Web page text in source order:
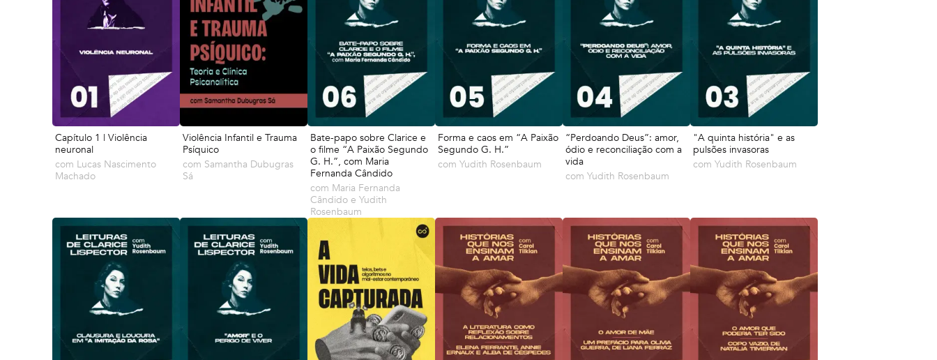
Capítulo 1 | Violência
neuronal
com Lucas Nascimento
Machado
Violência Infantil e Trauma
Psíquico
com Samantha Dubugras
Sá
Bate-papo sobre Clarice e
o filme “A Paixão Segundo
G. H.”, com Maria
Fernanda Cândido
com Maria Fernanda
Cândido e Yudith
Rosenbaum
Forma e caos em “A Paixão
Segundo G. H.”
com Yudith Rosenbaum
“Perdoando Deus”: amor,
ódio e reconciliação com a
vida
com Yudith Rosenbaum
"A quinta história" e as
pulsões invasoras
com Yudith Rosenbaum